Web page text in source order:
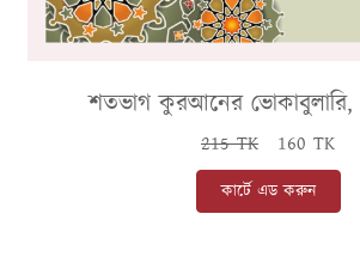
শতভাগ কুরআনের
215 TK 160 TK
কার্টে এড করুন